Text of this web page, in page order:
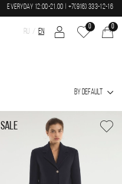
EVERYDAY 12:00-21.00 | +7(916) 333-12-16
RU EN
0 0
BY DEFAULT
SALE